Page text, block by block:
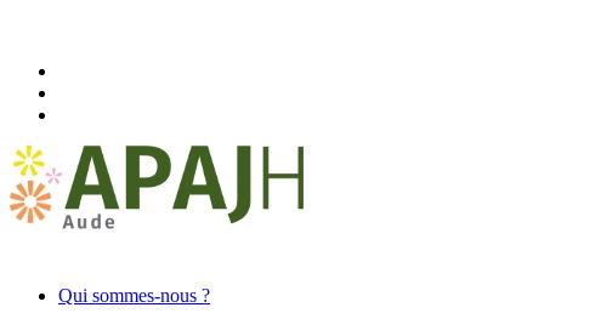
Qui sommes-nous ?